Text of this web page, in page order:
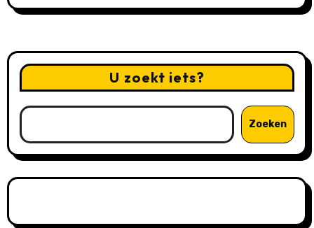
U zoekt iets?
Zoeken